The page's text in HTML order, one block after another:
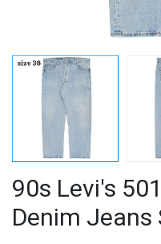
90s Levi's
Denim Jeans